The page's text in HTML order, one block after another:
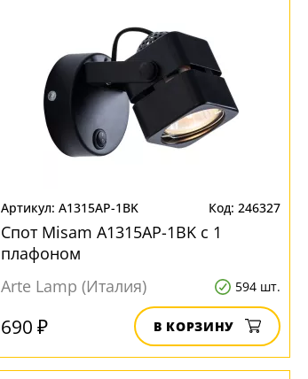
A1315AP-1BK 246327
Спот Misam A1315AP-1BK с 1
плафоном
Arte Lamp (Италия)
594 шт.
690 ₽ В КОРЗИНУ